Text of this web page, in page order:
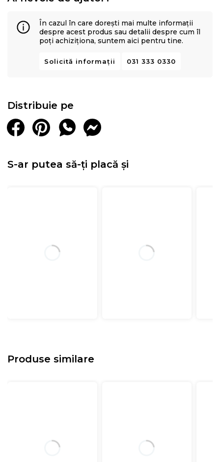
În cazul în care dorești mai multe informații
despre acest produs sau detalii despre cum îl
poți achiziționa, suntem aici pentru tine.
Solicită informații 031 333 0330
Distribuie pe
S-ar putea să-ți placă și
Produse similare